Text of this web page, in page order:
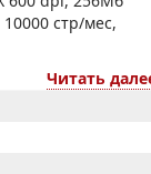
10000 стр/мес,
Читать